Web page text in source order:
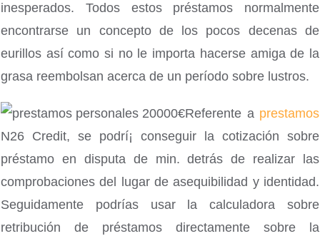
inesperados. Todos estos préstamos normalmente
encontrarse un concepto de los pocos decenas de
eurillos así­ como si no le importa hacerse amiga de la
grasa reembolsan acerca de un período sobre lustros.
Referente a prestamos
N26 Credit, se podrí¡ conseguir la cotización sobre
préstamo en disputa de min.detrás de realizar las
comprobaciones del lugar de asequibilidad y identidad.
Seguidamente podrías usar la calculadora sobre
retribución de préstamos directamente sobre la